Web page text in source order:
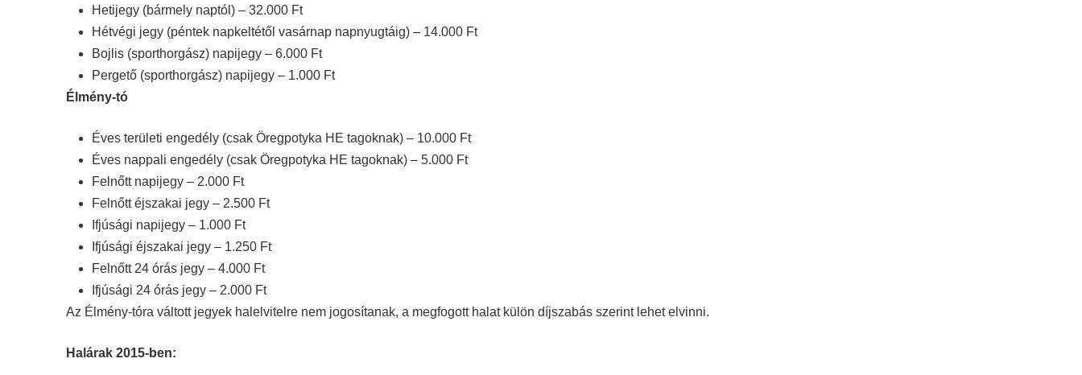
Hetijegy (bármely naptól) – 32.000 Ft
Hétvégi jegy (péntek napkeltétől vasárnap napnyugtáig) – 14.000 Ft
Bojlis (sporthorgász) napijegy – 6.000 Ft
Pergető (sporthorgász) napijegy – 1.000 Ft
Élmény-tó
Éves területi engedély (csak Öregpotyka HE tagoknak) – 10.000 Ft
Éves nappali engedély (csak Öregpotyka HE tagoknak) – 5.000 Ft
Felnőtt napijegy – 2.000 Ft
Felnőtt éjszakai jegy – 2.500 Ft
Ifjúsági napijegy – 1.000 Ft
Ifjúsági éjszakai jegy – 1.250 Ft
Felnőtt 24 órás jegy – 4.000 Ft
Ifjúsági 24 órás jegy – 2.000 Ft
Az Élmény-tóra váltott jegyek halelvitelre nem jogosítanak, a megfogott halat külön díjszabás szerint lehet elvinni.
Halárak 2015-ben: